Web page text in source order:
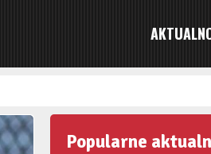
Popularne